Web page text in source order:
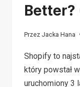
Better?
Przez Jacka Hana
Shopify to
który powstał
uruchomiony 3